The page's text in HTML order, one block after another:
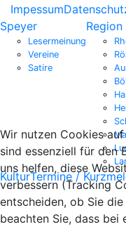
Impessum
Speyer
Lesermeinung
Vereine
Satire
Region
KulturTermine /
Wir nutzen Cookies
sind essenziell für den
uns helfen, diese
verbessern (Tracking
entscheiden, ob Sie
beachten Sie, dass bei